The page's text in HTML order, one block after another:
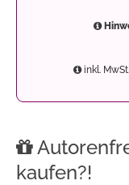
inkl.
kaufen?!